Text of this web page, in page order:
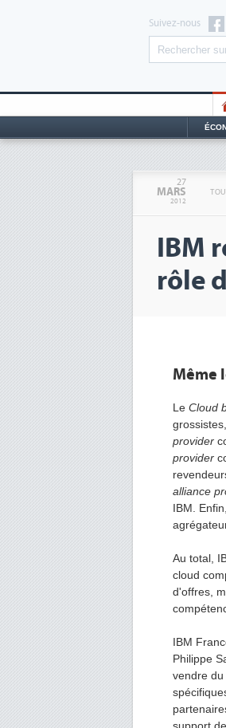
Suivez-nous
27
MARS
2012
IBM
rôle
Même
Le Cloud
provider
provider
alliance
IBM.
Au total,
cloud
d'offres,
IBM
Philippe
vendre